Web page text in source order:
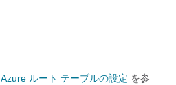
Azure ルート テーブルの設定 を参